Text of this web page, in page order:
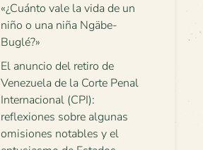
«¿Cuánto vale la vida de un
niño o una niña Ngäbe-
Buglé?»
El anuncio del retiro de
Venezuela de la Corte Penal
Internacional (CPI):
reflexiones sobre algunas
omisiones notables y el